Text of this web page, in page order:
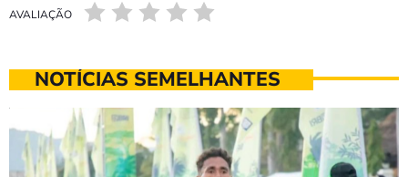
AVALIAÇÃO
NOTÍCIAS SEMELHANTES